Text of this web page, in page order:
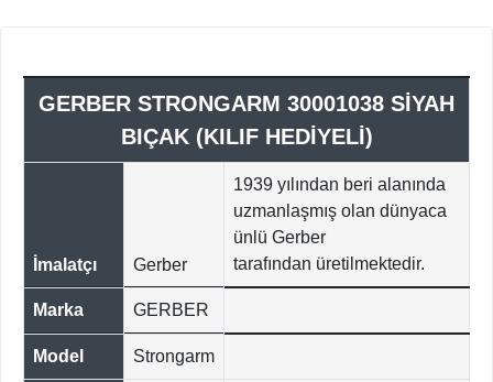
GERBER STRONGARM 30001038 SİYAH
BIÇAK (KILIF HEDİYELİ)
İmalatçı Gerber
1939 yılından beri alanında
uzmanlaşmış olan dünyaca
ünlü Gerber
tarafından üretilmektedir.
Marka GERBER
Model Strongarm